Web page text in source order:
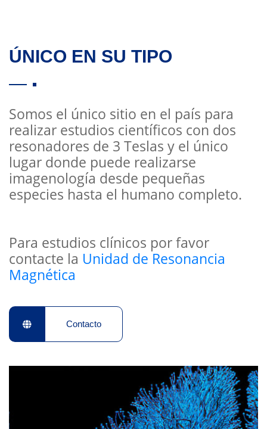
ÚNICO EN SU TIPO
Somos el único sitio en el país para
realizar estudios científicos con dos
resonadores de 3 Teslas y el único
lugar donde puede realizarse
imagenología desde pequeñas
especies hasta el humano completo.
Para estudios clínicos por favor
contacte la Unidad de Resonancia
Magnética
Contacto